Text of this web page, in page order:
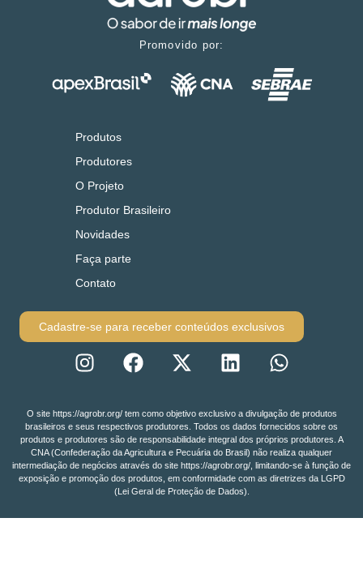
Promovido por:
Produtos
Produtores
O Projeto
Produtor Brasileiro
Novidades
Faça parte
Contato
Cadastre-se para receber conteúdos exclusivos
O site https://agrobr.org/ tem como objetivo exclusivo a divulgação de produtos
brasileiros e seus respectivos produtores. Todos os dados fornecidos sobre os
produtos e produtores são de responsabilidade integral dos próprios produtores. A
CNA (Confederação da Agricultura e Pecuária do Brasil) não realiza qualquer
intermediação de negócios através do site https://agrobr.org/, limitando-se à função de
exposição e promoção dos produtos, em conformidade com as diretrizes da LGPD
(Lei Geral de Proteção de Dados).